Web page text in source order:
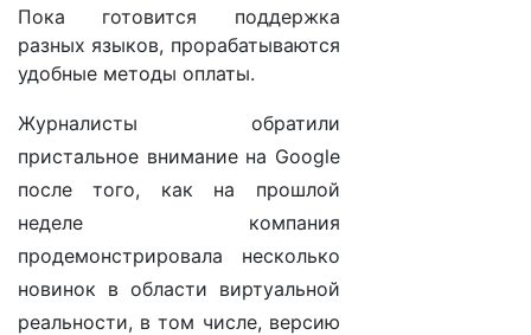
Пока готовится поддержка
разных языков, прорабатываются
удобные методы оплаты.
Журналисты обратили
пристальное внимание на Google
после того, как на прошлой
неделе компания
продемонстрировала несколько
новинок в области виртуальной
реальности, в том числе, версию